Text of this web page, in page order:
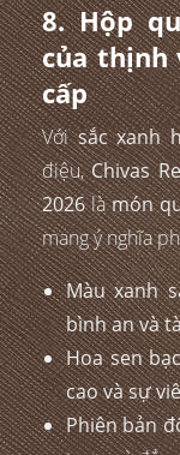
8. Hộp
của thịnh
cấp
Vớisắc xanh
điệu,Chivas
2026làmón
mang ý nghĩa
Màu xanh
bình an và
Hoa sen
cao và sự
Phiên bản